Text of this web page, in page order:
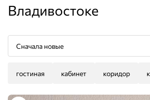
Владивостоке
Сначала новые
гостиная кабинет коридор